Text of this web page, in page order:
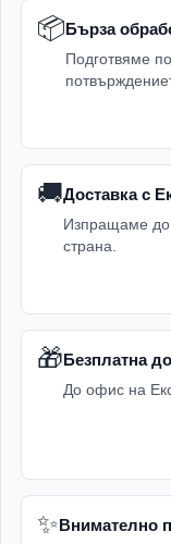
📦Бърза
Подготвяме
🚚Доставка с
Изпращаме до
страна.
🎁Безплатна
До офис на
✨Внимателно